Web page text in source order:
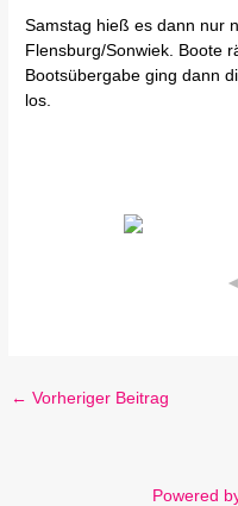
Samstag hieß es dann nur
Flensburg/Sonwiek. Boote
Bootsübergabe ging dann
los.
◄
← Vorheriger Beitrag
Powered